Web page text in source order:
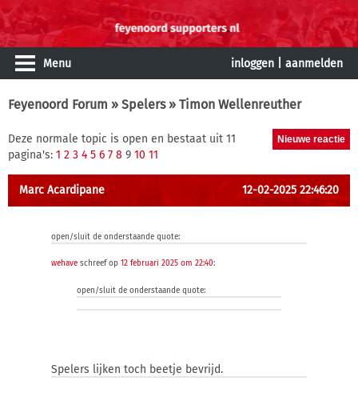
Menu inloggen aanmelden
Feyenoord Forum » Spelers» Timon Wellenreuther
Deze normale topic is open en bestaat uit 11
pagina's: 1 2 3 4 5 6 7 8 9 10 11
Marc Acardipane 12-02-2025 22:46:20
open/sluit de onderstaande quote:
wehave schreef op 12 februari 2025 om 22:40:
open/sluit de onderstaande quote:
Spelers lijken toch beetje bevrijd.